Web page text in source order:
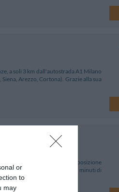
or
to
may
a soli 3 km dall'autostrada A1 Milano
Arezzo, Cortona). Grazie alla sua
è situato a Montevarchi, in posizione
autostradale della A1 e a 50 minuti di